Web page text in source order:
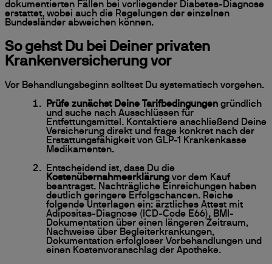
dokumentierten Fällen bei vorliegender Diabetes-Diagnose
erstattet, wobei auch die Regelungen der einzelnen
Bundesländer abweichen können.
So gehst Du bei Deiner privaten
Krankenversicherung vor
Vor Behandlungsbeginn solltest Du systematisch vorgehen.
Prüfe zunächst Deine Tarifbedingungen gründlich
und suche nach Ausschlüssen für
Entfettungsmittel. Kontaktiere anschließend Deine
Versicherung direkt und frage konkret nach der
Erstattungsfähigkeit von GLP-1 Krankenkasse
Medikamenten.
Entscheidend ist, dass Du die
Kostenübernahmeerklärung vor dem Kauf
beantragst. Nachträgliche Einreichungen haben
deutlich geringere Erfolgschancen. Reiche
folgende Unterlagen ein: ärztliches Attest mit
Adipositas-Diagnose (ICD-Code E66), BMI-
Dokumentation über einen längeren Zeitraum,
Nachweise über Begleiterkrankungen,
Dokumentation erfolgloser Vorbehandlungen und
einen Kostenvoranschlag der Apotheke.